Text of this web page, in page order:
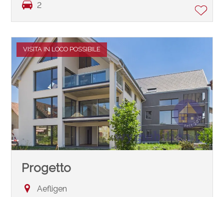
2
VISITA IN LOCO POSSIBILE
Progetto
Aefligen